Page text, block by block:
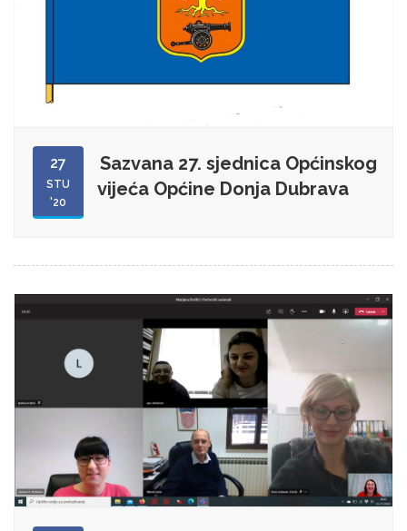
27
STU
'20
Sazvana 27. sjednica Općinskog
vijeća Općine Donja Dubrava